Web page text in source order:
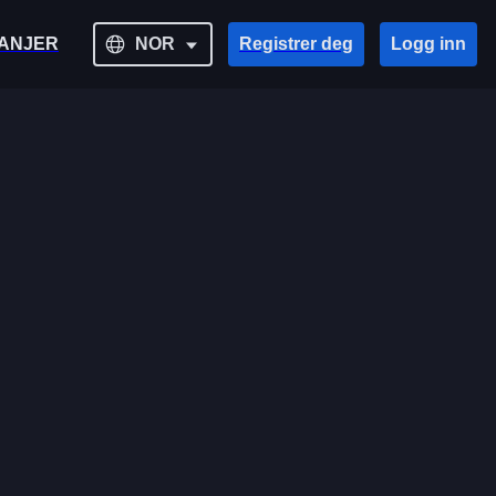
NOR Registrer deg Logg inn